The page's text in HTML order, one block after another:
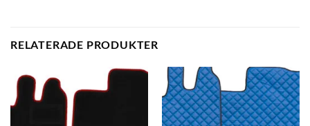
RELATERADE PRODUKTER